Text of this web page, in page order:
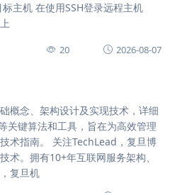
主机 在使用SSH登录远程主机
20 2026-08-07
概念、架构设计及实现技术，详细
关键算法和工具，旨在为高效管理
术指南。 关注TechLead，复旦博
术。拥有10+年互联网服务架构、
复旦机